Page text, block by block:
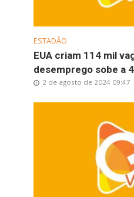
ESTADÃO
EUA criam 114 mil
desemprego sobe a
2 de agosto de 2024 09:47